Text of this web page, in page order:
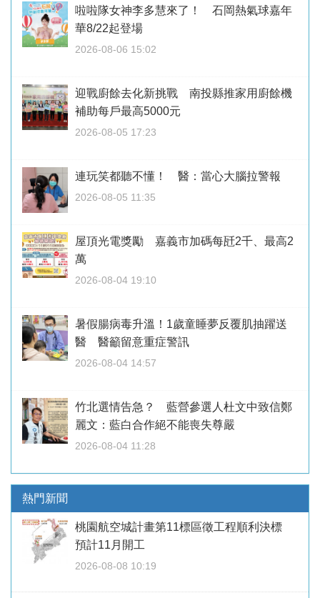
啦啦隊女神李多慧來了！ 石岡熱氣球嘉年
華8/22起登場
2026-08-06 15:02
迎戰廚餘去化新挑戰 南投縣推家用廚餘機
補助每戶最高5000元
2026-08-05 17:23
連玩笑都聽不懂！ 醫：當心大腦拉警報
2026-08-05 11:35
屋頂光電獎勵 嘉義市加碼每瓩2千、最高2
萬
2026-08-04 19:10
暑假腸病毒升溫！1歲童睡夢反覆肌抽躍送
醫 醫籲留意重症警訊
2026-08-04 14:57
竹北選情告急？ 藍營參選人杜文中致信鄭
麗文：藍白合作絕不能喪失尊嚴
2026-08-04 11:28
熱門新聞
桃園航空城計畫第11標區徵工程順利決標
預計11月開工
2026-08-08 10:19